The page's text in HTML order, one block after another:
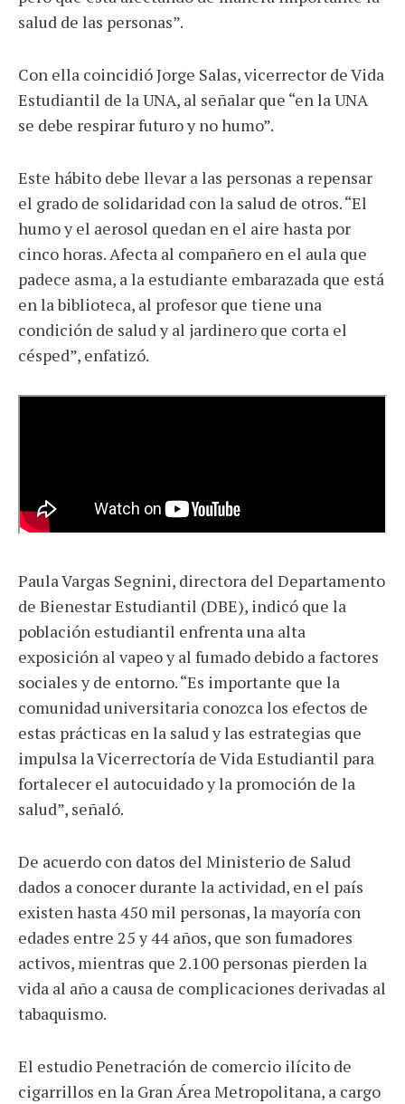
salud de las personas”.
Con ella coincidió Jorge Salas, vicerrector de Vida
Estudiantil de la UNA, al señalar que “en la UNA
se debe respirar futuro y no humo”.
Este hábito debe llevar a las personas a repensar
el grado de solidaridad con la salud de otros. “El
humo y el aerosol quedan en el aire hasta por
cinco horas. Afecta al compañero en el aula que
padece asma, a la estudiante embarazada que está
en la biblioteca, al profesor que tiene una
condición de salud y al jardinero que corta el
césped”, enfatizó.
Paula Vargas Segnini, directora del Departamento
de Bienestar Estudiantil (DBE), indicó que la
población estudiantil enfrenta una alta
exposición al vapeo y al fumado debido a factores
sociales y de entorno. “Es importante que la
comunidad universitaria conozca los efectos de
estas prácticas en la salud y las estrategias que
impulsa la Vicerrectoría de Vida Estudiantil para
fortalecer el autocuidado y la promoción de la
salud”, señaló.
De acuerdo con datos del Ministerio de Salud
dados a conocer durante la actividad, en el país
existen hasta 450 mil personas, la mayoría con
edades entre 25 y 44 años, que son fumadores
activos, mientras que 2.100 personas pierden la
vida al año a causa de complicaciones derivadas al
tabaquismo.
El estudio Penetración de comercio ilícito de
cigarrillos en la Gran Área Metropolitana, a cargo